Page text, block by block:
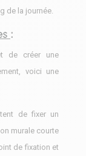
de la journée.
:
de créer une
voici une
de fixer un
murale courte
de fixation et